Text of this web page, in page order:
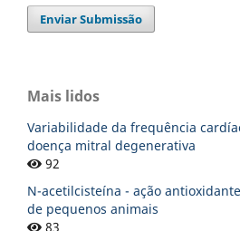
Enviar Submissão
Mais lidos
Variabilidade da frequência
doença mitral degenerativa
92
N-acetilcisteína - ação
de pequenos animais
83